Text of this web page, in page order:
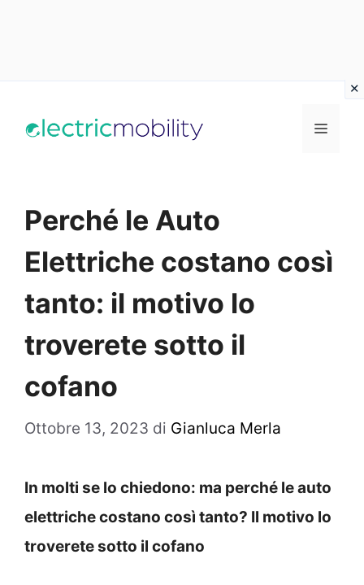
Menu
Perché le Auto
Elettriche costano così
tanto: il motivo lo
troverete sotto il
cofano
Ottobre 13, 2023 di Gianluca Merla
In molti se lo chiedono: ma perché le auto
elettriche costano così tanto? Il motivo lo
troverete sotto il cofano